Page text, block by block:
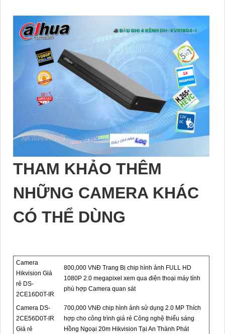
THAM KHẢO THÊM
NHỮNG CAMERA KHÁC
CÓ THỂ DÙNG
Camera
Hikvision Giá
rẻ DS-
2CE16D0T-IR
800,000 VNĐ Trang Bị chip hình ảnh FULL HD
1080P 2.0 megapixel xem qua điện thoại máy tính
phù hợp Camera quan sát
Camera DS-
2CE56D0T-IR
Giá rẻ
700,000 VNĐ chip hình ảnh sử dụng 2.0 MP Thích
hợp cho công trình giá rẻ Công nghệ thiếu sáng
Hồng Ngoại 20m Hikvision Tại An Thành Phát